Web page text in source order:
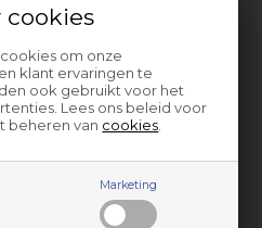
cookies
om onze
klant ervaringen te
ook gebruikt voor het
Lees ons beleid voor
beheren van cookies
Marketing